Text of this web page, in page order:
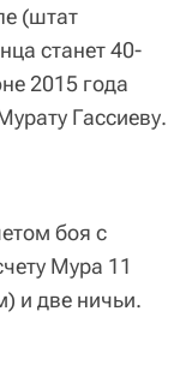
(штат
станет 40-
2015 года
Гассиеву.
боя с
Мура 11
и две ничьи.